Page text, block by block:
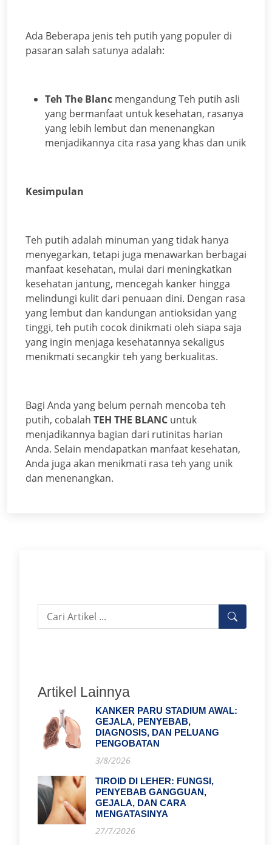
Ada Beberapa jenis teh putih yang populer di
pasaran salah satunya adalah:
Teh The Blanc mengandung Teh putih asli
yang bermanfaat untuk kesehatan, rasanya
yang lebih lembut dan menenangkan
menjadikannya cita rasa yang khas dan unik
Kesimpulan
Teh putih adalah minuman yang tidak hanya
menyegarkan, tetapi juga menawarkan berbagai
manfaat kesehatan, mulai dari meningkatkan
kesehatan jantung, mencegah kanker hingga
melindungi kulit dari penuaan dini. Dengan rasa
yang lembut dan kandungan antioksidan yang
tinggi, teh putih cocok dinikmati oleh siapa saja
yang ingin menjaga kesehatannya sekaligus
menikmati secangkir teh yang berkualitas.
Bagi Anda yang belum pernah mencoba teh
putih, cobalah TEH THE BLANC untuk
menjadikannya bagian dari rutinitas harian
Anda. Selain mendapatkan manfaat kesehatan,
Anda juga akan menikmati rasa teh yang unik
dan menenangkan.
Artikel Lainnya
KANKER PARU STADIUM AWAL:
GEJALA, PENYEBAB,
DIAGNOSIS, DAN PELUANG
PENGOBATAN
3/8/2026
TIROID DI LEHER: FUNGSI,
PENYEBAB GANGGUAN,
GEJALA, DAN CARA
MENGATASINYA
27/7/2026